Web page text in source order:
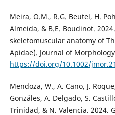
Meira, O.M., R.G. Beutel, H.
Almeida, & B.E. Boudinot.
skeletomuscular anatomy of
Apidae). Journal of
https://doi.org/10.1002/
Mendoza, W., A. Cano, J.
Gonzáles, A. Delgado, S.
Trinidad, & N. Valencia. 2024.